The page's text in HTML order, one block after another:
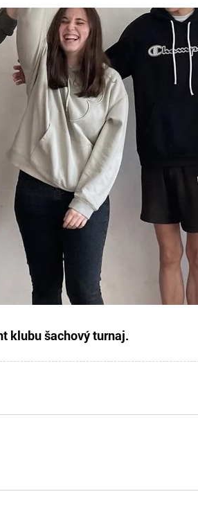
klubu šachový turnaj.